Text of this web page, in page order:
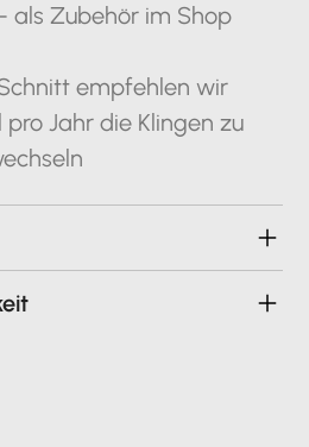
als Zubehör im Shop
empfehlen wir
Jahr die Klingen zu